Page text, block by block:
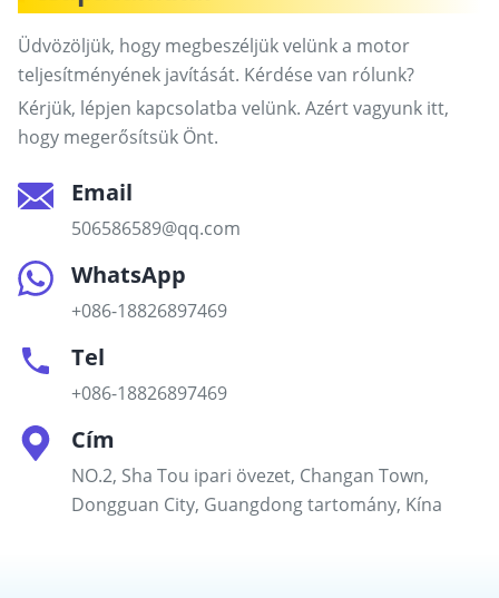
Üdvözöljük, hogy megbeszéljük velünk a motor
teljesítményének javítását. Kérdése van rólunk?
Kérjük, lépjen kapcsolatba velünk. Azért vagyunk itt,
hogy megerősítsük Önt.
Email
506586589@qq.com
WhatsApp
+086-18826897469
Tel
+086-18826897469
Cím
NO.2, Sha Tou ipari övezet, Changan Town,
Dongguan City, Guangdong tartomány, Kína